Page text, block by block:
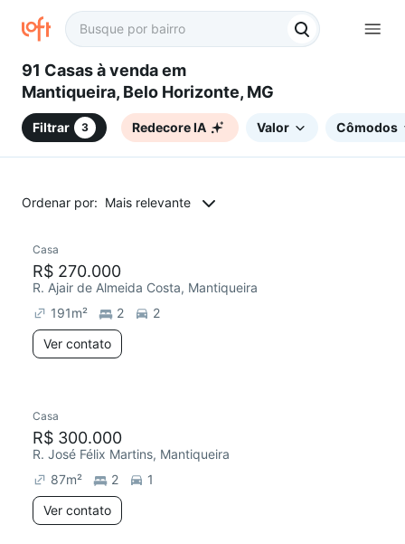
91 Casas à venda em
Mantiqueira, Belo Horizonte, MG
Filtrar 3 Redecore IA Valor Cômodos
Ordenar por: Mais relevante
Casa
R$ 270.000
R. Ajair de Almeida Costa, Mantiqueira
191m² 2
2
Ver contato
Casa
R$ 300.000
R. José Félix Martins, Mantiqueira
87m² 2
1
Ver contato